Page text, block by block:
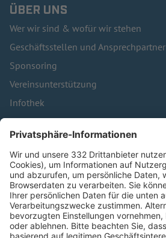
ÜBER UNS
Wer wir sind & wofür wir stehen
Geschäftsstellen und Ansprechpartner
Sponsoring
Vereinsunterstützung
Infothek
Kontakt
HÄUFIG BESUCHTE SEITEN
Pässe und Vereinswechsel
Trainerausbildung
Schulungsangebot Vereinsmitarbeiter
BFV-Geschäftsstellen